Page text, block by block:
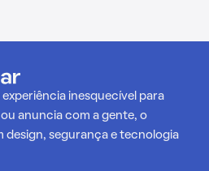
inesquecível para
anuncia com a gente, o
design, segurança e tecnologia